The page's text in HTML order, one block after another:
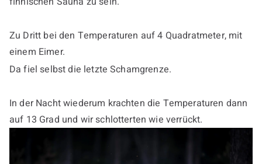
Zu Dritt bei den Temperaturen auf 4 Quadratmeter, mit
einem Eimer.
Da fiel selbst die letzte Schamgrenze.
In der Nacht wiederum krachten die Temperaturen dann
auf 13 Grad und wir schlotterten wie verrückt.